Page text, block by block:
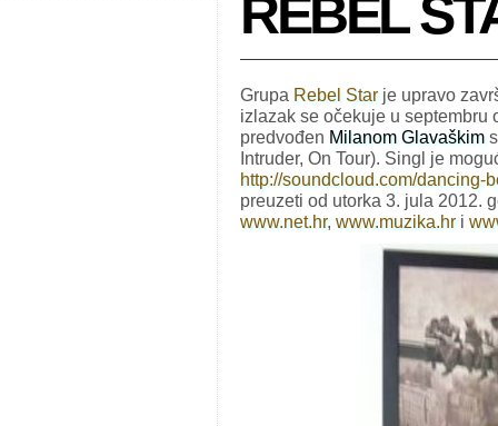
REBEL
Grupa Rebel Starje upravo
izlazak se očekuje u septembru
predvođen Milanom Glavaškim
Intruder, On Tour). Singl je
http://soundcloud.com/dancing-
preuzeti od utorka 3. jula 2012.
www.net.hr, www.muzika.hr i